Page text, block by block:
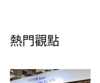
熱門觀點